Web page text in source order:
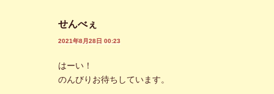
せんべぇ
2021年8月28日 00:23
はーい！
のんびりお待ちしています。